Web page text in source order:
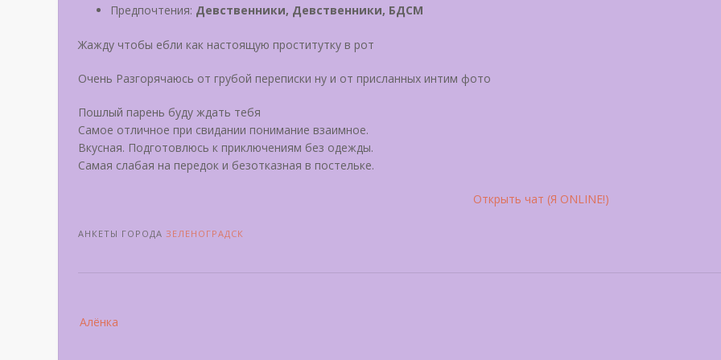
Предпочтения: Девственники, Девственники, БДСМ
Жажду чтобы ебли как настоящую проститутку в рот
Очень Разгорячаюсь от грубой переписки ну и от присланных интим фото
Пошлый парень буду ждать тебя
Самое отличное при свидании понимание взаимное.
Вкусная. Подготовлюсь к приключениям без одежды.
Самая слабая на передок и безотказная в постельке.
Открыть чат (Я ONLINE!)
АНКЕТЫ ГОРОДА ЗЕЛЕНОГРАДСК
navigation
Алёнка